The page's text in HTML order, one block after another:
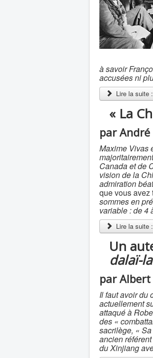
à savoir
accusées ni
Lire la suite
« La
par
Maxime Vivas
Canada et de
vision de la
admiration
que vous
sommes en
variable : de 4
Lire la suite
Un
dalaï-
par
Il faut avoir du
actuellement
attaqué à
des «
sacrilège, «
ancien
du Xinjiang